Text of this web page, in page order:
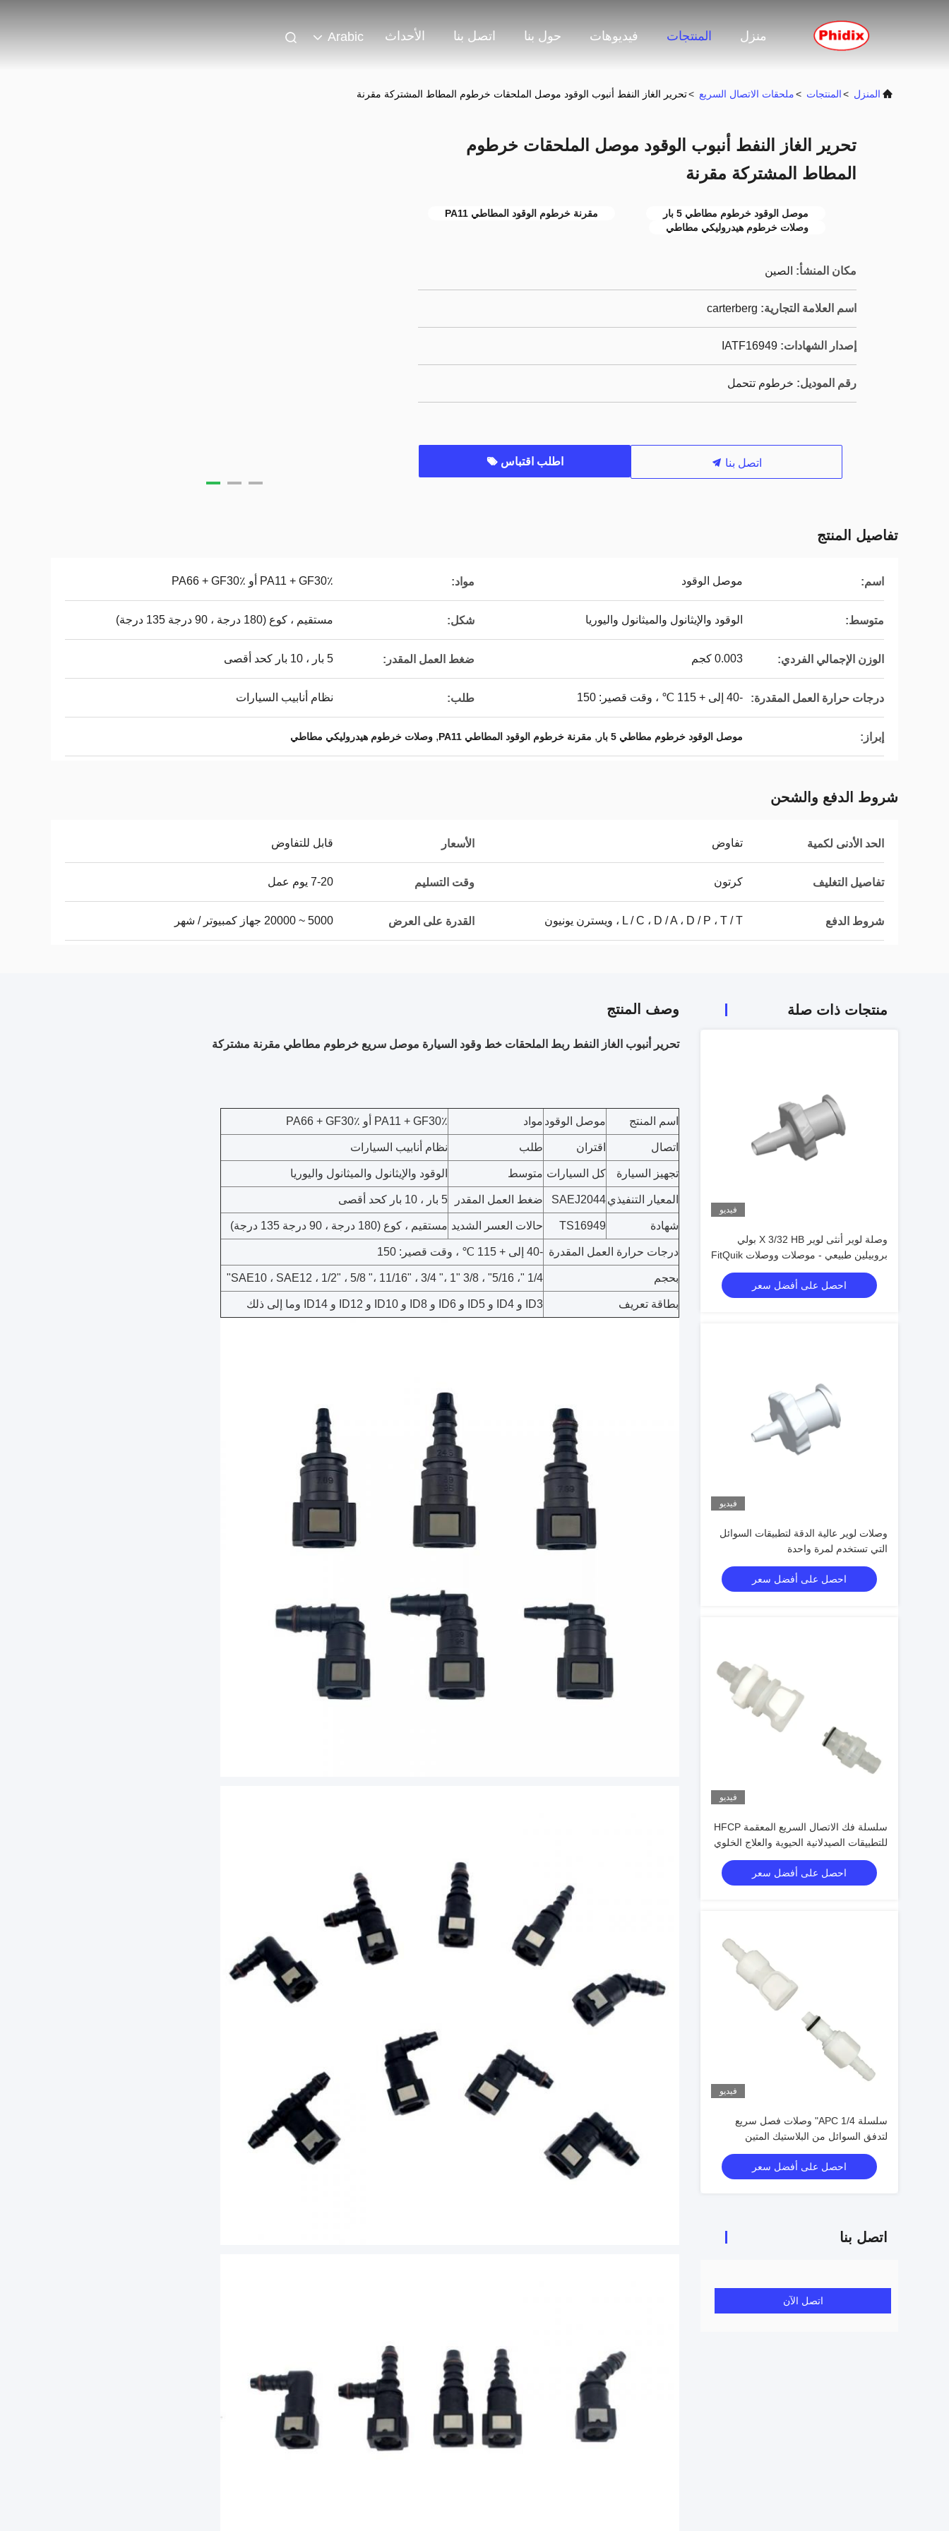
منزل المنتجات فيديوهات حول بنا اتصل بنا الأحداث Arabic
المنزل >المنتجات >ملحقات الاتصال السريع >تحرير الغاز النفط أنبوب الوقود موصل الملحقات خرطوم المطاط المشتركة مقرنة
تحرير الغاز النفط أنبوب الوقود موصل الملحقات خرطوم
المطاط المشتركة مقرنة
موصل الوقود خرطوم مطاطي 5 بار
مقرنة خرطوم الوقود المطاطي PA11
وصلات خرطوم هيدروليكي مطاطي
مكان المنشأ: الصين
اسم العلامة التجارية: carterberg
إصدار الشهادات: IATF16949
رقم الموديل: خرطوم تتحمل
اتصل بنا اطلب اقتباس
تفاصيل المنتج
اسم: موصل الوقود مواد: PA11 + GF30٪ أو PA66 + GF30٪
متوسط: الوقود والإيثانول والميثانول واليوريا شكل: مستقيم ، كوع (180 درجة ، 90 درجة 135 درجة)
الوزن الإجمالي الفردي: 0.003 كجم ضغط العمل المقدر: 5 بار ، 10 بار كحد أقصى
درجات حرارة العمل المقدرة: -40 إلى + 115 ℃ ، وقت قصير: 150 طلب: نظام أنابيب السيارات
إبراز: موصل الوقود خرطوم مطاطي 5 بار , مقرنة خرطوم الوقود المطاطي PA11 , وصلات خرطوم هيدروليكي مطاطي
شروط الدفع والشحن
الحد الأدنى لكمية تفاوض الأسعار قابل للتفاوض
تفاصيل التغليف كرتون وقت التسليم 7-20 يوم عمل
شروط الدفع L / C ، D / A ، D / P ، T / T ، ويسترن يونيون القدرة على العرض 5000 ~ 20000 جهاز كمبيوتر / شهر
منتجات ذات صلة
فيديو
وصلة لوير أنثى لوير X 3/32 HB بولي
بروبيلين طبيعي - موصلات ووصلات FitQuik
احصل على أفضل سعر
فيديو
وصلات لوير عالية الدقة لتطبيقات السوائل
التي تستخدم لمرة واحدة
احصل على أفضل سعر
فيديو
سلسلة فك الاتصال السريع المعقمة HFCP
للتطبيقات الصيدلانية الحيوية والعلاج الخلوي
احصل على أفضل سعر
فيديو
سلسلة APC 1/4" وصلات فصل سريع
لتدفق السوائل من البلاستيك المتين
احصل على أفضل سعر
اتصل بنا
اتصل الآن
وصف المنتج
تحرير أنبوب الغاز النفط ربط الملحقات خط وقود السيارة موصل سريع خرطوم مطاطي مقرنة مشتركة
اسم المنتج موصل الوقود مواد PA11 + GF30٪ أو PA66 + GF30٪
اتصال اقتران طلب نظام أنابيب السيارات
تجهيز السيارة كل السيارات متوسط الوقود والإيثانول والميثانول واليوريا
المعيار التنفيذيSAEJ2044 ضغط العمل المقدر 5 بار ، 10 بار كحد أقصى
شهادة TS16949 حالات العسر الشديد مستقيم ، كوع (180 درجة ، 90 درجة 135 درجة)
درجات حرارة العمل المقدرة -40 إلى + 115 ℃ ، وقت قصير: 150
بحجم 1/4 "، 5/16" ، 3/8 "SAE10 ، SAE12 ، 1/2" ، 5/8 "، 11/16" ، 3/4 "، 1"
بطاقة تعريف ID3 و ID4 و ID5 و ID6 و ID8 و ID10 و ID12 و ID14 وما إلى ذلك